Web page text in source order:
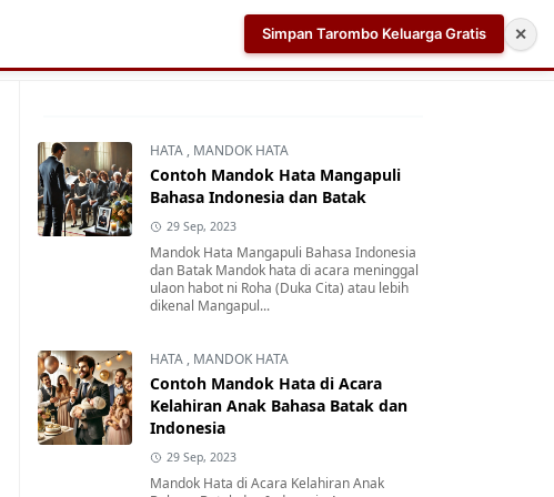
Aplikasi AI Teleprompter dan Pembuat Skrip Video
HATA , MANDOK HATA
Contoh Mandok Hata Mangapuli
Bahasa Indonesia dan Batak
29 Sep, 2023
Mandok Hata Mangapuli Bahasa Indonesia
dan Batak Mandok hata di acara meninggal
ulaon habot ni Roha (Duka Cita) atau lebih
dikenal Mangapul...
HATA , MANDOK HATA
Contoh Mandok Hata di Acara
Kelahiran Anak Bahasa Batak dan
Indonesia
29 Sep, 2023
Mandok Hata di Acara Kelahiran Anak
Simpan Tarombo Keluarga Gratis ✕